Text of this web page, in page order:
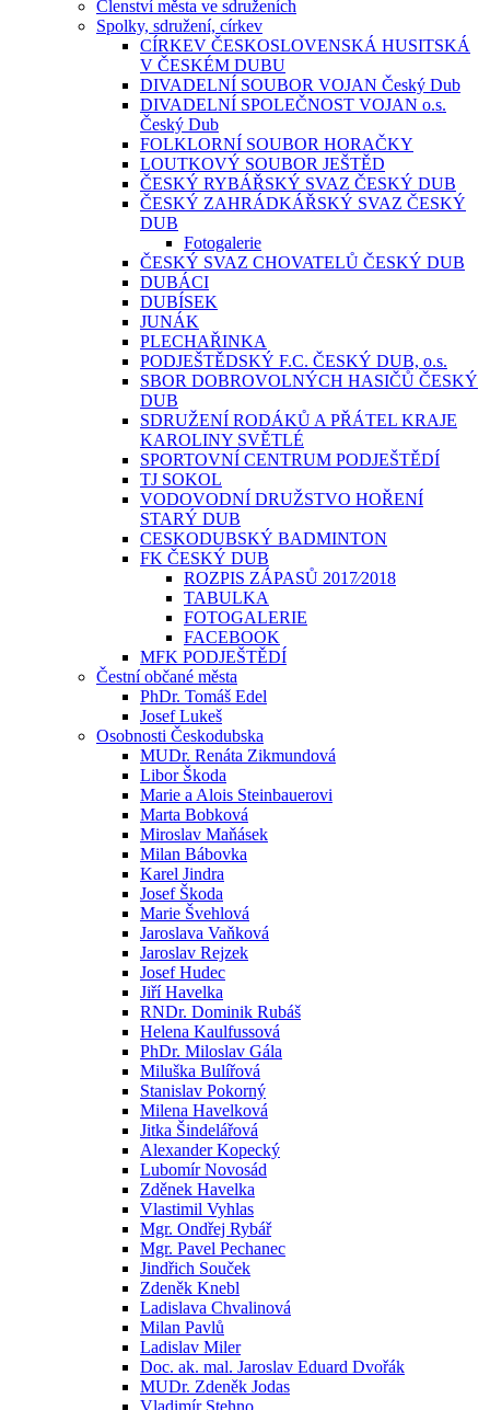
Členství města ve sdruženích
Spolky, sdružení, církev
CÍRKEV ČESKOSLOVENSKÁ HUSITSKÁ
V ČESKÉM DUBU
DIVADELNÍ SOUBOR VOJAN Český Dub
DIVADELNÍ SPOLEČNOST VOJAN o.s.
Český Dub
FOLKLORNÍ SOUBOR HORAČKY
LOUTKOVÝ SOUBOR JEŠTĚD
ČESKÝ RYBÁŘSKÝ SVAZ ČESKÝ DUB
ČESKÝ ZAHRÁDKÁŘSKÝ SVAZ ČESKÝ
DUB
Fotogalerie
ČESKÝ SVAZ CHOVATELŮ ČESKÝ DUB
DUBÁCI
DUBÍSEK
JUNÁK
PLECHAŘINKA
PODJEŠTĚDSKÝ F.C. ČESKÝ DUB, o.s.
SBOR DOBROVOLNÝCH HASIČŮ ČESKÝ
DUB
SDRUŽENÍ RODÁKŮ A PŘÁTEL KRAJE
KAROLINY SVĚTLÉ
SPORTOVNÍ CENTRUM PODJEŠTĚDÍ
TJ SOKOL
VODOVODNÍ DRUŽSTVO HOŘENÍ
STARÝ DUB
CESKODUBSKÝ BADMINTON
FK ČESKÝ DUB
ROZPIS ZÁPASŮ 2017⁄2018
TABULKA
FOTOGALERIE
FACEBOOK
MFK PODJEŠTĚDÍ
Čestní občané města
PhDr. Tomáš Edel
Josef Lukeš
Osobnosti Českodubska
MUDr. Renáta Zikmundová
Libor Škoda
Marie a Alois Steinbauerovi
Marta Bobková
Miroslav Maňásek
Milan Bábovka
Karel Jindra
Josef Škoda
Marie Švehlová
Jaroslava Vaňková
Jaroslav Rejzek
Josef Hudec
Jiří Havelka
RNDr. Dominik Rubáš
Helena Kaulfussová
PhDr. Miloslav Gála
Miluška Bulířová
Stanislav Pokorný
Milena Havelková
Jitka Šindelářová
Alexander Kopecký
Lubomír Novosád
Zděnek Havelka
Vlastimil Vyhlas
Mgr. Ondřej Rybář
Mgr. Pavel Pechanec
Jindřich Souček
Zdeněk Knebl
Ladislava Chvalinová
Milan Pavlů
Ladislav Miler
Doc. ak. mal. Jaroslav Eduard Dvořák
MUDr. Zdeněk Jodas
Vladimír Stehno